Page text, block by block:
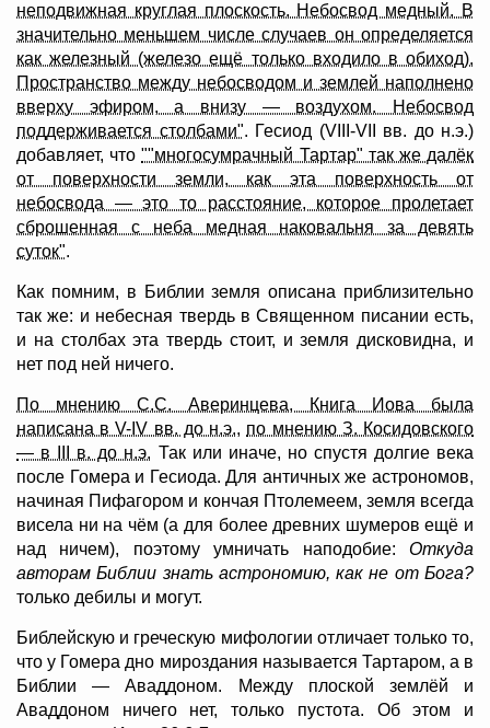
неподвижная круглая плоскость. Небосвод медный. В
значительно меньшем числе случаев он определяется
как железный (железо ещё только входило в обиход).
Пространство между небосводом и землей наполнено
вверху эфиром, а внизу — воздухом. Небосвод
поддерживается столбами". Гесиод (VIII-VII вв. до н.э.)
добавляет, что""многосумрачный Тартар" так же далёк
от поверхности земли, как эта поверхность от
небосвода — это то расстояние, которое пролетает
сброшенная с неба медная наковальня за девять
суток".
Как помним, в Библии земля описана приблизительно
так же: и небесная твердь в Священном писании есть,
и на столбах эта твердь стоит, и земля дисковидна, и
нет под ней ничего.
По мнению С.С. Аверинцева, Книга Иова была
написана в V-IV вв. до н.э., по мнению З. Косидовского
— в III в. до н.э. Так или иначе, но спустя долгие века
после Гомера и Гесиода. Для античных же астрономов,
начиная Пифагором и кончая Птолемеем, земля всегда
висела ни на чём (а для более древних шумеров ещё и
над ничем), поэтому умничать наподобие: Откуда
авторам Библии знать астрономию, как не от Бога?
только дебилы и могут.
Библейскую и греческую мифологии отличает только то,
что у Гомера дно мироздания называется Тартаром, а в
Библии — Аваддоном. Между плоской землёй и
Аваддоном ничего нет, только пустота. Об этом и